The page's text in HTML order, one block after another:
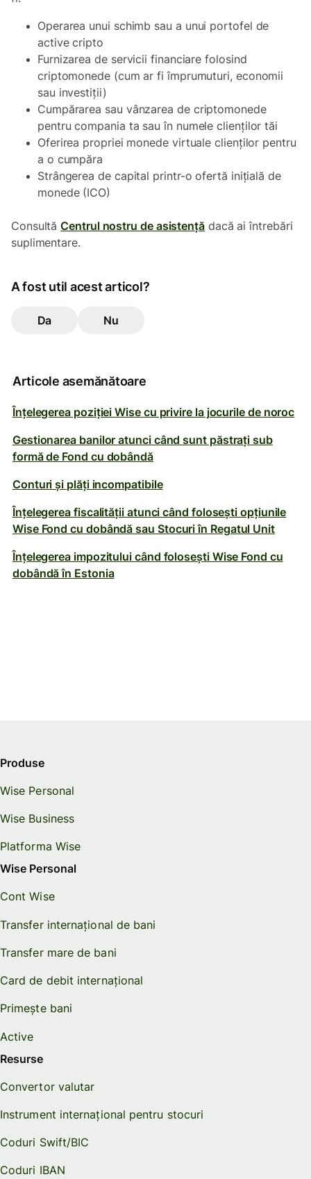
Operarea unui schimb sau a unui portofel de
active cripto
Furnizarea de servicii financiare folosind
criptomonede (cum ar fi împrumuturi, economii
sau investiții)
Cumpărarea sau vânzarea de criptomonede
pentru compania ta sau în numele clienților tăi
Oferirea propriei monede virtuale clienților pentru
a o cumpăra
Strângerea de capital printr-o ofertă inițială de
monede (ICO)
ConsultăCentrul nostru de asistențădacă ai întrebări
suplimentare.
A fost util acest articol?
Da Nu
Articole asemănătoare
Înțelegerea poziției Wise cu privire la jocurile de noroc
Gestionarea banilor atunci când sunt păstrați sub
formă de Fond cu dobândă
Conturi și plăți incompatibile
Înțelegerea fiscalității atunci când folosești opțiunile
Wise Fond cu dobândă sau Stocuri în Regatul Unit
Înțelegerea impozitului când folosești Wise Fond cu
dobândă în Estonia
Produse
Wise Personal
Wise Business
Platforma Wise
Wise Personal
Cont Wise
Transfer internațional de bani
Transfer mare de bani
Card de debit internațional
Primește bani
Active
Resurse
Convertor valutar
Instrument internațional pentru stocuri
Coduri Swift/BIC
Coduri IBAN